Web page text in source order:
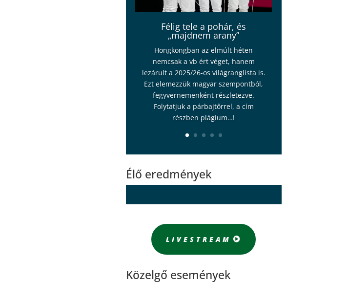
Félig tele a pohár, és
„majdnem arany”
Hongkongban az elmúlt héten
nemcsak a vb ért véget, hanem
lezárult a 2025/26-os világranglista is.
Ezt elemezzük magyar szempontból,
fegyvernemenként részletezve.
Folytatjuk a párbajtőrrel, a cím
részben plágium…!
Élő eredmények
LIVESTREAM
Közelgő események